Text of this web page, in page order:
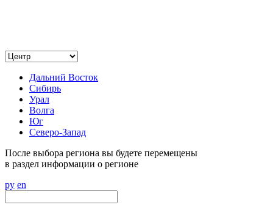
Дальний Восток
Сибирь
Урал
Волга
Юг
Северо-Запад
После выбора региона вы будете перемещены
в раздел информации о регионе
ру en